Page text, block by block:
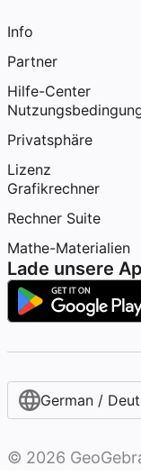
Info
Partner
Hilfe-Center
Privatsphäre
Lizenz
Grafikrechner
Rechner Suite
Mathe-Materialien
Lade unsere
German /
© 2026